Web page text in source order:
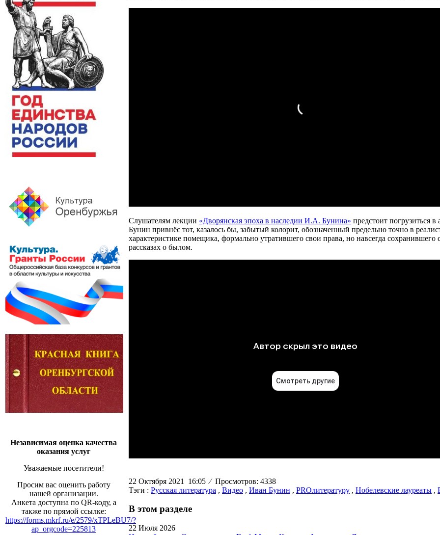
Независимая оценка качества
оказания услуг
Уважаемые посетители!
Просим вас оценить работу
нашей организации.
Анкета доступна по QR-коду, а
также по прямой ссылке:
https://forms.mkrf.ru/e/2579/xTPLeBU7/?
ap_orgcode=225813
Слушателям лекции «Дворянская эпоха в наследии И.А. Бунина» предстоит погрузиться
Бунин привнёс тот, казалось бы, забытый колорит, обозначенный предельно точно в
характеристике помещика, формально утратившего свои права, но навсегда
рассказах о былом.
22 Октября 2021 16:05⁄Просмотров: 4338
Тэги : Русская литература , Видео , Иван Бунин , PROлитературу , Нобелевские лауреаты ,
В этом разделе
22 Июля 2026